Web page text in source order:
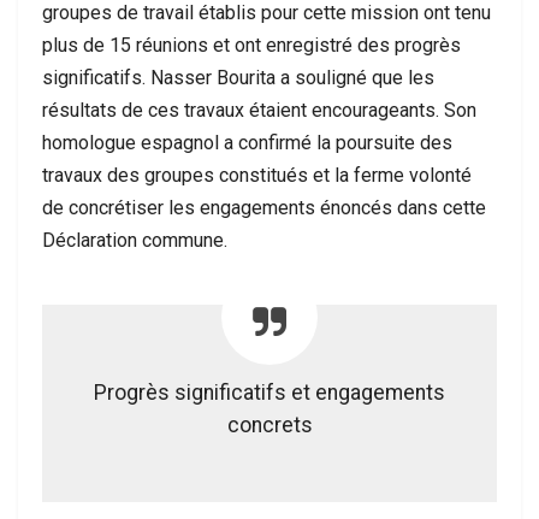
groupes de travail établis pour cette mission ont tenu
plus de 15 réunions et ont enregistré des progrès
significatifs. Nasser Bourita a souligné que les
résultats de ces travaux étaient encourageants. Son
homologue espagnol a confirmé la poursuite des
travaux des groupes constitués et la ferme volonté
de concrétiser les engagements énoncés dans cette
Déclaration commune.
Progrès significatifs et engagements
concrets